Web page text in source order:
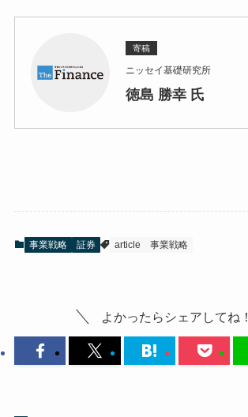
寄稿
ニッセイ基礎研究所
徳島 勝幸 氏
事業戦略 証券 article 事業戦略
よかったらシェアしてね！